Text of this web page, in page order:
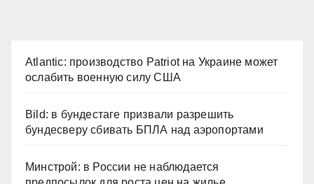
Atlantic: производство Patriot на Украине может
ослабить военную силу США
Bild: в бундестаге призвали разрешить
бундесверу сбивать БПЛА над аэропортами
Минстрой: в России не наблюдается